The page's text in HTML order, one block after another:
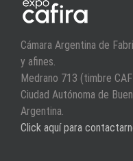
Cámara Argentina de
y afines.
Medrano 713 (timbre
Ciudad Autónoma de
Argentina.
Click aquí para